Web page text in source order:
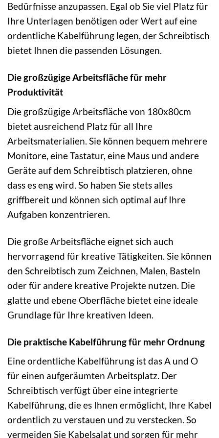
Bedürfnisse anzupassen. Egal ob Sie viel Platz für
Ihre Unterlagen benötigen oder Wert auf eine
ordentliche Kabelführung legen, der Schreibtisch
bietet Ihnen die passenden Lösungen.
Die großzügige Arbeitsfläche für mehr
Produktivität
Die großzügige Arbeitsfläche von 180x80cm
bietet ausreichend Platz für all Ihre
Arbeitsmaterialien. Sie können bequem mehrere
Monitore, eine Tastatur, eine Maus und andere
Geräte auf dem Schreibtisch platzieren, ohne
dass es eng wird. So haben Sie stets alles
griffbereit und können sich optimal auf Ihre
Aufgaben konzentrieren.
Die große Arbeitsfläche eignet sich auch
hervorragend für kreative Tätigkeiten. Sie können
den Schreibtisch zum Zeichnen, Malen, Basteln
oder für andere kreative Projekte nutzen. Die
glatte und ebene Oberfläche bietet eine ideale
Grundlage für Ihre kreativen Ideen.
Die praktische Kabelführung für mehr Ordnung
Eine ordentliche Kabelführung ist das A und O
für einen aufgeräumten Arbeitsplatz. Der
Schreibtisch verfügt über eine integrierte
Kabelführung, die es Ihnen ermöglicht, Ihre Kabel
ordentlich zu verstauen und zu verstecken. So
vermeiden Sie Kabelsalat und sorgen für mehr